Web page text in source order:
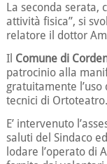
La seconda serata,
attività fisica”, si
relatore il dottor
Il Comune di
patrocinio alla
gratuitamente l’uso
tecnici di Ortoteatro.
E’ intervenuto
saluti del Sindaco
lodare l’operato di